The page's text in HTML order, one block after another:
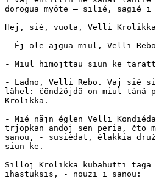
dorogua myöte — silié, sagié i
Hej, sié, vuota, Velli Krolikka!
- Éj ole ajgua miul, Velli
- Miul himojttau siun ke
- Ladno, Velli Rebo. Vaj sié
lähel: čöndžöjdä on miul tänä
Krolikka.
- Mié näjn églen Velli
trjopkan andoj sen periä, čto
sanou, - susiédat, éläkkiä
siun ke.
Silloj Krolikka kubahutti
ihastuksis, - nouzi i sanou: